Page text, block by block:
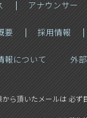
アナウンサー
要 採用情報
報について 外
から頂いたメールは 必ず